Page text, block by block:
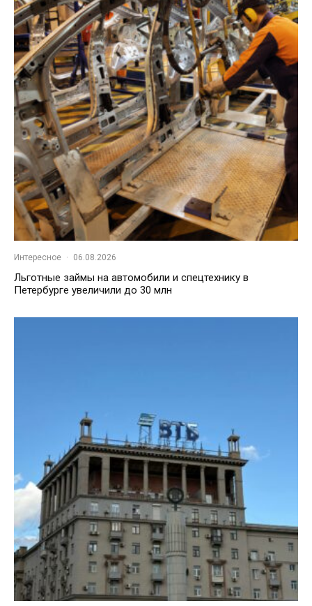
Интересное · 06.08.2026
Льготные займы на автомобили и спецтехнику в
Петербурге увеличили до 30 млн